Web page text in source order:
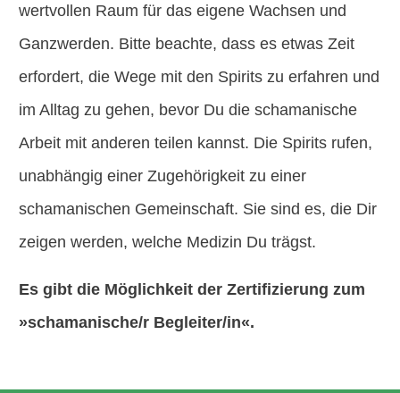
wertvollen Raum für das eigene Wachsen und
Ganzwerden. Bitte beachte, dass es etwas Zeit
erfordert, die Wege mit den Spirits zu erfahren und
im Alltag zu gehen, bevor Du die schamanische
Arbeit mit anderen teilen kannst. Die Spirits rufen,
unabhängig einer Zugehörigkeit zu einer
schamanischen Gemeinschaft. Sie sind es, die Dir
zeigen werden, welche Medizin Du trägst.
Es gibt die Möglichkeit der Zertifizierung zum
»schamanische/r Begleiter/in«.